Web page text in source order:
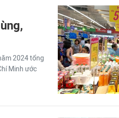
2024 tổng
Minh ước